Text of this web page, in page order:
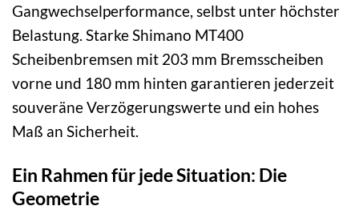
Gangwechselperformance, selbst unter höchster
Belastung. Starke Shimano MT400
Scheibenbremsen mit 203 mm Bremsscheiben
vorne und 180 mm hinten garantieren jederzeit
souveräne Verzögerungswerte und ein hohes
Maß an Sicherheit.
Ein Rahmen für jede Situation: Die
Geometrie